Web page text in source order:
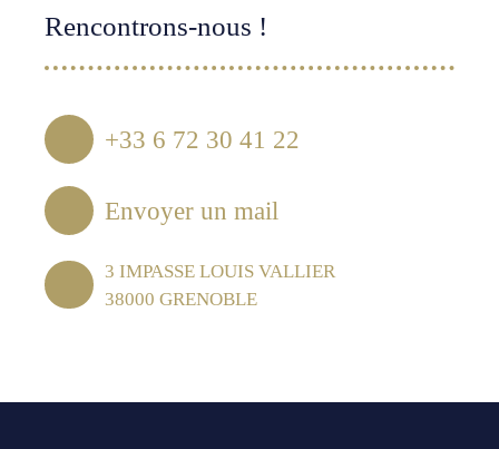
Rencontrons-nous !
+33 6 72 30 41 22
Envoyer un mail
3 IMPASSE LOUIS VALLIER
38000 GRENOBLE